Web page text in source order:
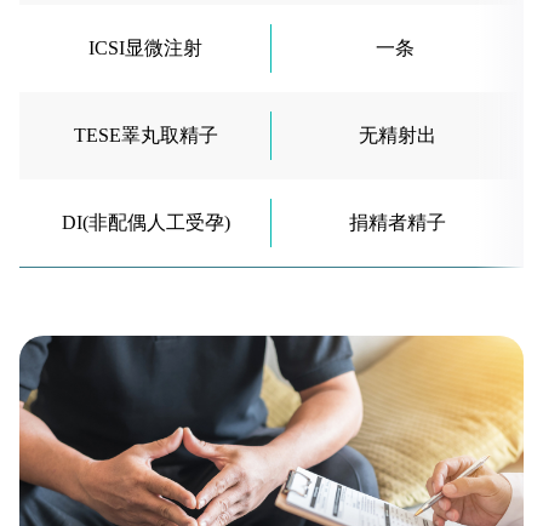
ICSI显微注射 一条
TESE睪丸取精子 无精射出
DI(非配偶人工受孕) 捐精者精子